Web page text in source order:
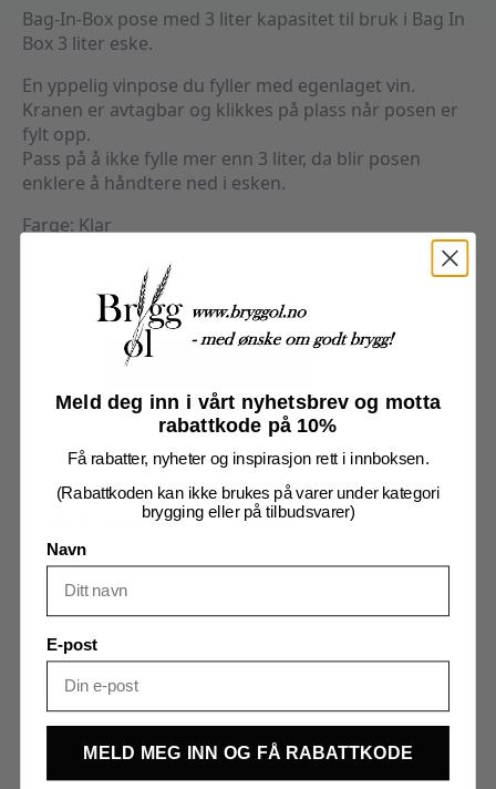
Bag-In-Box pose med 3 liter kapasitet til bruk i Bag In
Box 3 liter eske.
En yppelig vinpose du fyller med egenlaget vin.
Kranen er avtagbar og klikkes på plass når posen er
fylt opp.
Pass på å ikke fylle mer enn 3 liter, da blir posen
enklere å håndtere ned i esken.
Farge: Klar
8 på lager
Legg I Handlekurv
102515
Fresh Wort og Ekstraktsett,Utstyr,Vin
Tilleggsinformasjon Omtaler (0)
Tilleggsinformasjon
Merker
Meld deg inn i vårt nyhetsbrev og motta
rabattkode på 10%
Få rabatter, nyheter og inspirasjon rett i innboksen.
(Rabattkoden kan ikke brukes på varer under kategori
brygging eller på tilbudsvarer)
Navn
E-post
MELD MEG INN OG FÅ RABATTKODE